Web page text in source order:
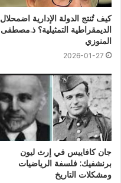
كيف تُنتج الدولة الإدارية اضمحلال
الديمقراطية التمثيلية؟ ذ.مصطفى
المنوزي
2026-01-27
جان كافاييس في إرث ليون
برنشفيك: فلسفة الرياضيات
ومشكلات التاريخ